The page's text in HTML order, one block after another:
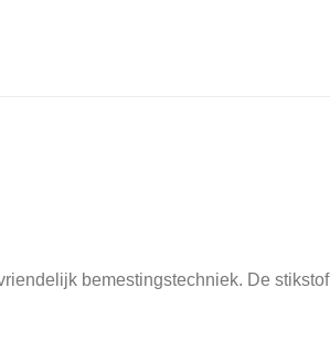
bemestingstechniek. De stikstof